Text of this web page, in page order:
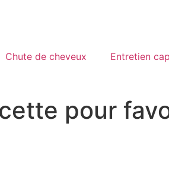
Chute de cheveux Entretien
pour